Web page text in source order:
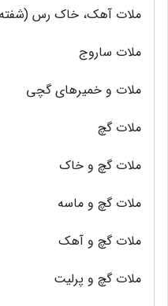
ملات آهک، خاک رس
ملات ساروج
ملات و خمیر‌های گچی
ملات گچ
ملات گچ و خاك
ملات گچ و ماسه
ملات گچ و آهك
ملات گچ و پرليت